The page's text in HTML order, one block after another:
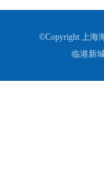
©Copyright 上海
临港新